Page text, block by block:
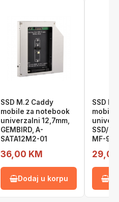
SSD M.2 Caddy
mobile za notebook
univerzalni 12,7mm,
GEMBIRD, A-
SATA12M2-01
36,00 KM
Dodaj u korpu
SSD
mobile
SSD/
MF-